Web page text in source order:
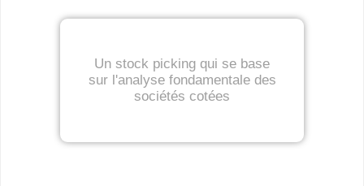
Un stock picking qui se base
sur l'analyse fondamentale des
sociétés cotées